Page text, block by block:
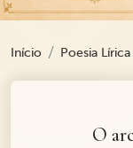
Início Poesia Lírica
O